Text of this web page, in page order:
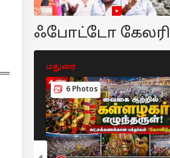
ஃபோட்டோ கேலரி
மதுரை
6 Photos